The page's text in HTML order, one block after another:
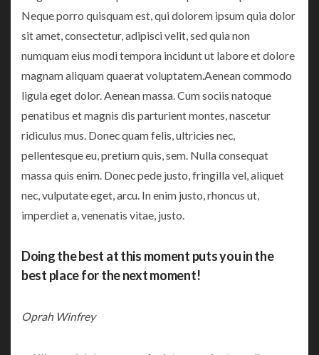
Neque porro quisquam est, qui dolorem ipsum quia dolor
sit amet, consectetur, adipisci velit, sed quia non
numquam eius modi tempora incidunt ut labore et dolore
magnam aliquam quaerat voluptatem.Aenean commodo
ligula eget dolor. Aenean massa. Cum sociis natoque
penatibus et magnis dis parturient montes, nascetur
ridiculus mus. Donec quam felis, ultricies nec,
pellentesque eu, pretium quis, sem. Nulla consequat
massa quis enim. Donec pede justo, fringilla vel, aliquet
nec, vulputate eget, arcu. In enim justo, rhoncus ut,
imperdiet a, venenatis vitae, justo.
Doing the best at this moment puts you in the
best place for the next moment!
Oprah Winfrey